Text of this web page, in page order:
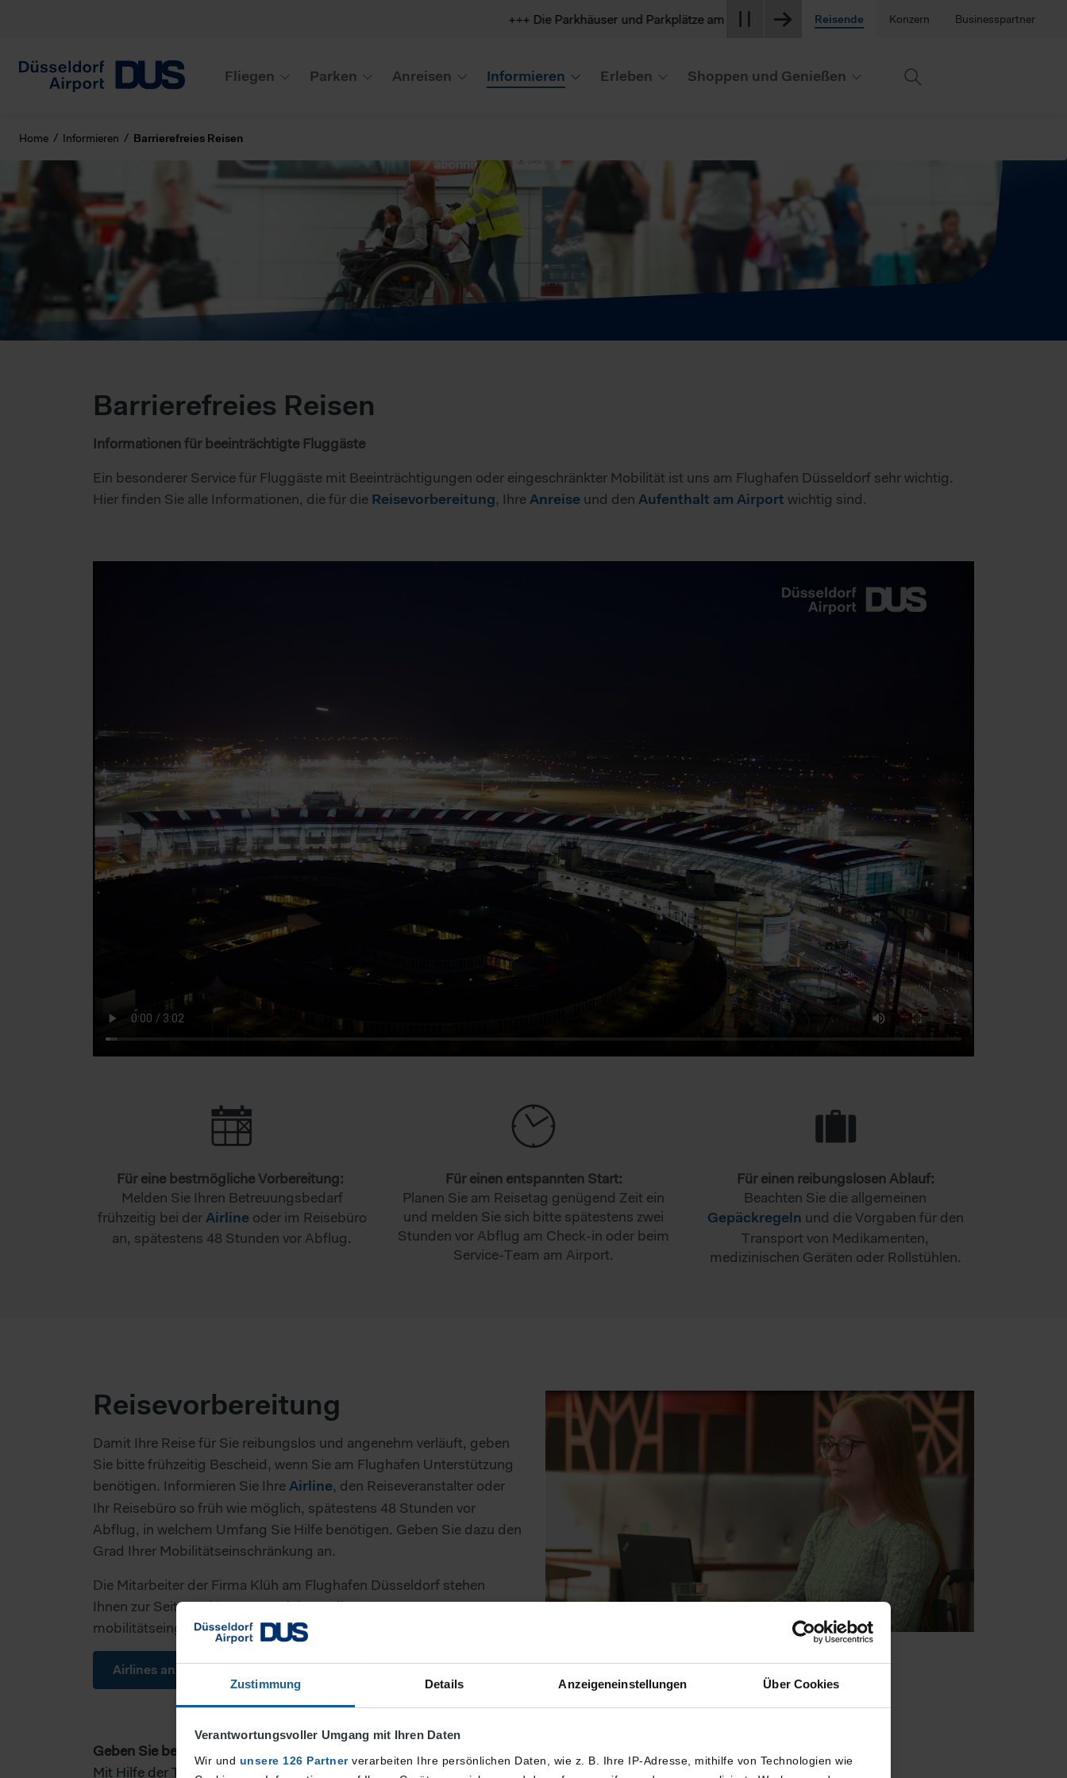
Zustimmung Details Anzeigeneinstellungen Über Cookies
Verantwortungsvoller Umgang mit Ihren Daten
Wir und unsere 126 Partnerverarbeiten Ihre persönlichen Daten, wie z. B. Ihre IP-Adresse, mithilfe von Technologien wie
Fliegen Parken Anreisen Informieren Erleben Shoppen und Genießen
+++ Die Parkhäuser und Parkplätze am Flughafen sind derzeit stark nachgefragt. Berücksichtigen Sie dies
Reisende Konzern Businesspartner
Home Informieren Barrierefreies Reisen
Barrierefreies Reisen
Informationen für beeinträchtigte Fluggäste
Ein besonderer Service für Fluggäste mit Beeinträchtigungen oder eingeschränkter Mobilität ist uns am Flughafen Düsseldorf sehr wichtig.
Hier finden Sie alle Informationen, die für die Reisevorbereitung, IhreAnreise und den Aufenthalt am Airport wichtig sind.
Für eine bestmögliche Vorbereitung:
Melden Sie Ihren Betreuungsbedarf
frühzeitig bei derAirline oder im Reisebüro
an, spätestens 48 Stunden vor Abflug.
Für einen entspannten Start:
Planen Sie am Reisetag genügend Zeit ein
und melden Sie sich bitte spätestens zwei
Stunden vor Abflug am Check-in oder beim
Service-Team am Airport.
Für einen reibungslosen Ablauf:
Beachten Sie die allgemeinen
Gepäckregeln und die Vorgaben für den
Transport von Medikamenten,
medizinischen Geräten oder Rollstühlen.
Reisevorbereitung
Damit Ihre Reise für Sie reibungslos und angenehm verläuft, geben
Sie bitte frühzeitig Bescheid, wenn Sie am Flughafen Unterstützung
benötigen. Informieren Sie IhreAirline, den Reiseveranstalter oder
Ihr Reisebüro so früh wie möglich, spätestens 48 Stunden vor
Abflug, in welchem Umfang Sie Hilfe benötigen. Geben Sie dazu den
Grad Ihrer Mobilitätseinschränkung an.
Die Mitarbeiter der Firma Klüh am Flughafen Düsseldorf stehen
Ihnen zur Seite und kümmern sich um die Betreuung von
mobilitätseingeschränkten Fluggästen.
Airlines anzeigen
Geben Sie bei der Anmeldung Ihren Mobilitätsgrad an
Mit Hilfe der Tabelle können Sie schnell und einfach die Bezeichnung